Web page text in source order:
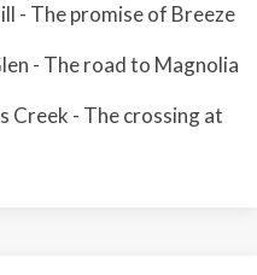
- The promise of Breeze
- The road to Magnolia
Creek - The crossing at